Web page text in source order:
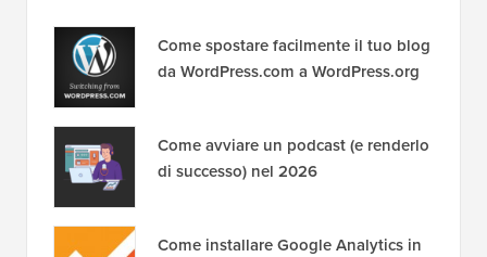
Come spostare facilmente il tuo blog
da WordPress.com a WordPress.org
Come avviare un podcast (e renderlo
di successo) nel 2026
Come installare Google Analytics in